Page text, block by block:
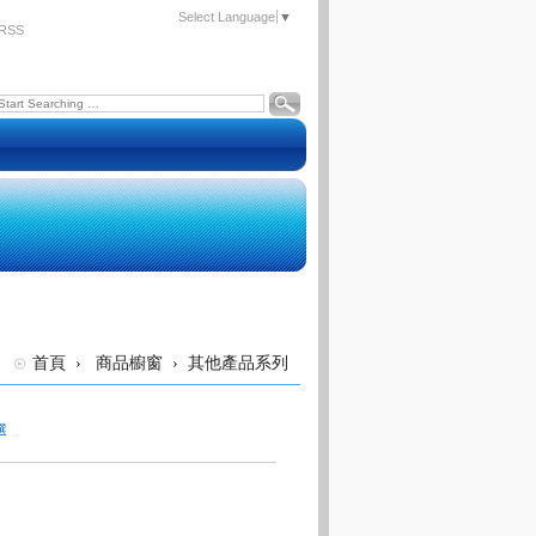
Select Language ▼
首頁 › 商品櫥窗 › 其他產品系列